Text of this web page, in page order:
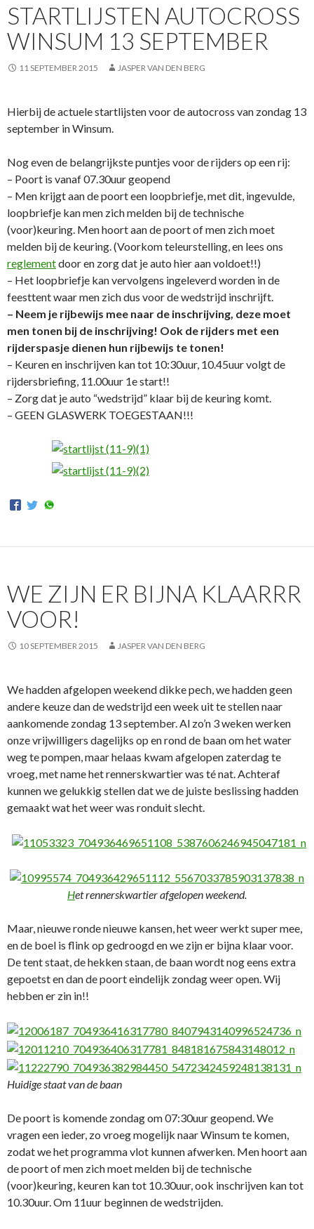
STARTLIJSTEN AUTOCROSS
WINSUM 13 SEPTEMBER
11 SEPTEMBER 2015 JASPER VAN DEN BERG
Hierbij de actuele startlijsten voor de autocross van zondag 13
september in Winsum.
Nog even de belangrijkste puntjes voor de rijders op een rij:
– Poort is vanaf 07.30uur geopend
– Men krijgt aan de poort een loopbriefje, met dit, ingevulde,
loopbriefje kan men zich melden bij de technische
(voor)keuring. Men hoort aan de poort of men zich moet
melden bij de keuring. (Voorkom teleurstelling, en lees ons
reglementdoor en zorg dat je auto hier aan voldoet!!)
– Het loopbriefje kan vervolgens ingeleverd worden in de
feesttent waar men zich dus voor de wedstrijd inschrijft.
– Neem je rijbewijs mee naar de inschrijving, deze moet
men tonen bij de inschrijving! Ook de rijders met een
rijderspasje dienen hun rijbewijs te tonen!
– Keuren en inschrijven kan tot 10:30uur, 10.45uur volgt de
rijdersbriefing, 11.00uur 1e start!!
– Zorg dat je auto “wedstrijd” klaar bij de keuring komt.
– GEEN GLASWERK TOEGESTAAN!!!
WE ZIJN ER BIJNA KLAARRR
VOOR!
10 SEPTEMBER 2015 JASPER VAN DEN BERG
We hadden afgelopen weekend dikke pech, we hadden geen
andere keuze dan de wedstrijd een week uit te stellen naar
aankomende zondag 13 september. Al zo’n 3 weken werken
onze vrijwilligers dagelijks op en rond de baan om het water
weg te pompen, maar helaas kwam afgelopen zaterdag te
vroeg, met name het rennerskwartier was té nat. Achteraf
kunnen we gelukkig stellen dat we de juiste beslissing hadden
gemaakt wat het weer was ronduit slecht.
Het rennerskwartier afgelopen weekend.
Maar, nieuwe ronde nieuwe kansen, het weer werkt super mee,
en de boel is flink op gedroogd en we zijn er bijna klaar voor.
De tent staat, de hekken staan, de baan wordt nog eens extra
gepoetst en dan de poort eindelijk zondag weer open. Wij
hebben er zin in!!
Huidige staat van de baan
De poort is komende zondag om 07:30uur geopend. We
vragen een ieder, zo vroeg mogelijk naar Winsum te komen,
zodat we het programma vlot kunnen afwerken. Men hoort aan
de poort of men zich moet melden bij de technische
(voor)keuring, keuren kan tot 10.30uur, ook inschrijven kan tot
10.30uur. Om 11uur beginnen de wedstrijden.